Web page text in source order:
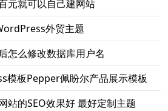
元就可以自己建网站
外贸主题
怎么修改数据库用户名
模板Pepper佩盼尔产品展示模板
的SEO效果好 最好定制主题